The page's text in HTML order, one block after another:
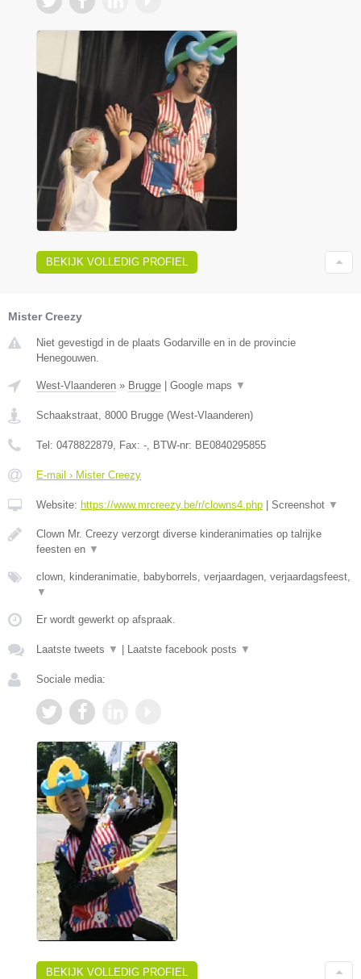
BEKIJK VOLLEDIG PROFIEL
Mister Creezy
Niet gevestigd in de plaats Godarville en in de provincie
Henegouwen.
West-Vlaanderen » Brugge Google maps ▼
Schaakstraat, 8000 Brugge (West-Vlaanderen)
Tel: 0478822879, Fax: -, BTW-nr: BE0840295855
E-mail › Mister Creezy
Website: https://www.mrcreezy.be/r/clowns4.php Screenshot ▼
Clown Mr. Creezy verzorgt diverse kinderanimaties op talrijke
feesten en ▼
clown, kinderanimatie, babyborrels, verjaardagen, verjaardagsfeest,
▼
Er wordt gewerkt op afspraak.
Laatste tweets ▼ Laatste facebook posts ▼
Sociale media:
BEKIJK VOLLEDIG PROFIEL